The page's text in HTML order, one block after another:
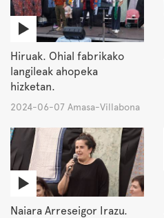
Hiruak. Ohial fabrikako
langileak ahopeka
hizketan.
2024-06-07 Amasa-Villabona
Naiara Arreseigor Irazu.